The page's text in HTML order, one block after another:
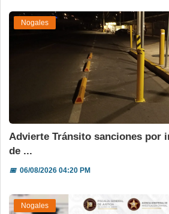
Nogales
Advierte Tránsito sanciones por
de ...
📅06/08/2026 04:20 PM
Nogales